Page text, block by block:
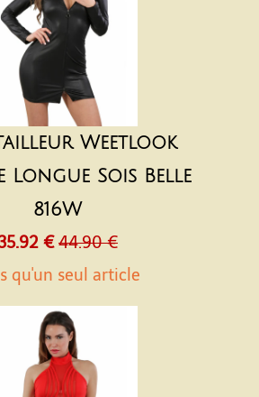
Weetlook
Longue Sois Belle
816W
€ 44.90 €
qu'un seul article